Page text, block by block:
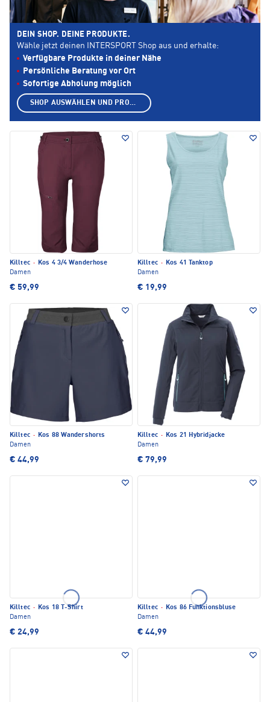
Killtec · Kos 4 3/4 Wanderhose
Damen
€ 59,99
Killtec · Kos 41 Tanktop
Damen
€ 19,99
Killtec · Kos 88 Wandershorts
Damen
€ 44,99
Killtec · Kos 21 Hybridjacke
Damen
€ 79,99
Killtec · Kos 18 T-Shirt
Damen
€ 24,99
Killtec · Kos 86 Funktionsbluse
Damen
€ 44,99
DEIN SHOP. DEINE PRODUKTE.
Wähle jetzt deinen INTERSPORT Shop aus und erhalte:
Verfügbare Produkte in deiner Nähe
Persönliche Beratung vor Ort
Sofortige Abholung möglich
SHOP AUSWÄHLEN UND PRODUKTE ANZEIGEN